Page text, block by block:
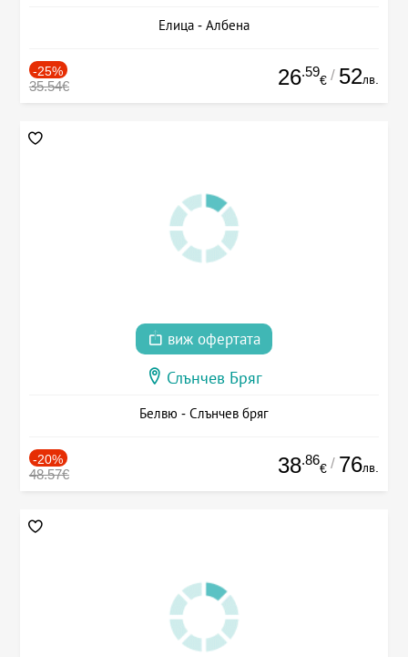
Елица - Албена
-25%
35.54€ 26.59
€ / 52лв.
виж офертата
Слънчев Бряг
Белвю - Слънчев бряг
-20%
48.57€ 38.86
€ / 76лв.